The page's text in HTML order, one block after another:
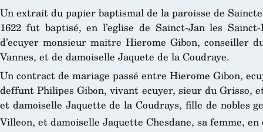
Un extrait du papier baptismal de la paroisse de
1622 fut baptisé, en l’eglise de Sainct-Jan les
d’ecuyer monsieur maitre Hierome Gibon, conseiller
Vannes, et de damoiselle Jaquete de la Coudraye.
Un contract de mariage passé entre Hierome Gibon,
deffunt Philipes Gibon, vivant ecuyer, sieur du Grisso,
et damoiselle Jaquette de la Coudrays, fille de nobles
Villeon, et damoiselle Jaquette Chesdane, sa femme,